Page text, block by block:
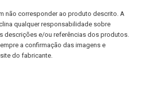
não corresponder ao produto descrito. A
qualquer responsabilidade sobre
descrições e/ou referências dos produtos.
a confirmação das imagens e
do fabricante.